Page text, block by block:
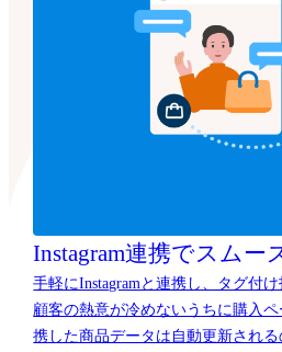
Instagram連携でスムー
手軽にInstagramと連携し、タグ付
顧客の熱意が冷めないうちに購入
携した商品データは自動更新され